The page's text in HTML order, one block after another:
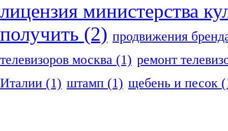
лицензия министерства
получить (2) продвижения
телевизоров москва (1) ремонт
Италии (1) штамп (1) щебень и песок